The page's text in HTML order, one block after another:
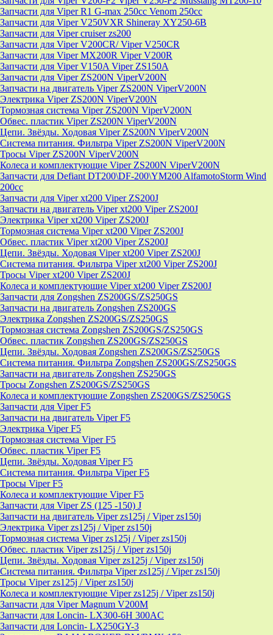
Запчасти для Viper R1 G-max 250cc Venom 250cc
Запчасти для Viper V250VXR Shineray XY250-6B
Запчасти для Viper cruiser zs200
Запчасти для Viper V200CR/ Viper V250CR
Запчасти для Viper MX200R Viper V200R
Запчасти для Viper V150A Viper ZS150A
Запчасти для Viper ZS200N ViperV200N
Запчасти на двигатель Viper ZS200N ViperV200N
Электрика Viper ZS200N ViperV200N
Тормозная система Viper ZS200N ViperV200N
Обвес. пластик Viper ZS200N ViperV200N
Цепи. Звёзды. Ходовая Viper ZS200N ViperV200N
Система питания. Фильтра Viper ZS200N ViperV200N
Тросы Viper ZS200N ViperV200N
Колеса и комплектующие Viper ZS200N ViperV200N
Запчасти для Defiant DT200\DF-200\YM200 AlfamotoStorm Wind
200cc
Запчасти для Viper xt200 Viper ZS200J
Запчасти на двигатель Viper xt200 Viper ZS200J
Электрика Viper xt200 Viper ZS200J
Тормозная система Viper xt200 Viper ZS200J
Обвес. пластик Viper xt200 Viper ZS200J
Цепи. Звёзды. Ходовая Viper xt200 Viper ZS200J
Система питания. Фильтра Viper xt200 Viper ZS200J
Тросы Viper xt200 Viper ZS200J
Колеса и комплектующие Viper xt200 Viper ZS200J
Запчасти для Zongshen ZS200GS/ZS250GS
Запчасти на двигатель Zongshen ZS200GS
Электрика Zongshen ZS200GS/ZS250GS
Тормозная система Zongshen ZS200GS/ZS250GS
Обвес. пластик Zongshen ZS200GS/ZS250GS
Цепи. Звёзды. Ходовая Zongshen ZS200GS/ZS250GS
Система питания. Фильтра Zongshen ZS200GS/ZS250GS
Запчасти на двигатель Zongshen ZS250GS
Тросы Zongshen ZS200GS/ZS250GS
Колеса и комплектующие Zongshen ZS200GS/ZS250GS
Запчасти для Viper F5
Запчасти на двигатель Viper F5
Электрика Viper F5
Тормозная система Viper F5
Обвес. пластик Viper F5
Цепи. Звёзды. Ходовая Viper F5
Система питания. Фильтра Viper F5
Тросы Viper F5
Колеса и комплектующие Viper F5
Запчасти для Viper ZS (125 -150) J
Запчасти на двигатель Viper zs125j / Viper zs150j
Электрика Viper zs125j / Viper zs150j
Тормозная система Viper zs125j / Viper zs150j
Обвес. пластик Viper zs125j / Viper zs150j
Цепи. Звёзды. Ходовая Viper zs125j / Viper zs150j
Система питания. Фильтра Viper zs125j / Viper zs150j
Тросы Viper zs125j / Viper zs150j
Колеса и комплектующие Viper zs125j / Viper zs150j
Запчасти для Viper Magnum V200M
Запчасти для Loncin- LX300-6H 300AC
Запчасти для Loncin- LX250GY-3